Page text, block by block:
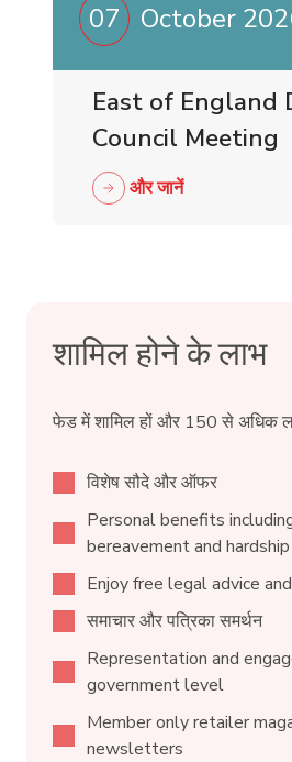
07 October
East of England
Council Meeting
और जानें
शामिल होने के लाभ
फेड में शामिल हों और 150 से अधिक
विशेष सौदे और ऑफर
Personal benefits
bereavement and
Enjoy free legal advice
समाचार और पत्रिका समर्थन
Representation and
government level
Member only retailer
newsletters